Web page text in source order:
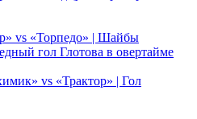
vs «Торпедо» | Шайбы
гол Глотова в овертайме
vs «Трактор» | Гол